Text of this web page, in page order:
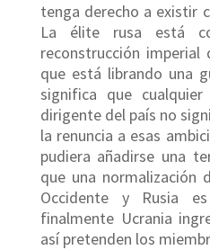
tenga derecho a existir
La élite rusa está
reconstrucción
que está librando una
significa que
dirigente del país no
la renuncia a esas
pudiera añadirse una
que una normalización
Occidente y Rusia
finalmente Ucrania
así pretenden los